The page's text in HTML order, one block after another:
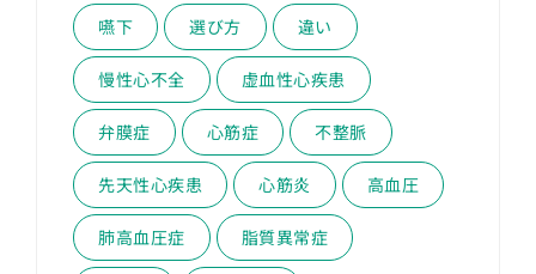
嚥下 選び方 違い
慢性心不全 虚血性心疾患
弁膜症 心筋症 不整脈
先天性心疾患 心筋炎 高血圧
肺高血圧症 脂質異常症